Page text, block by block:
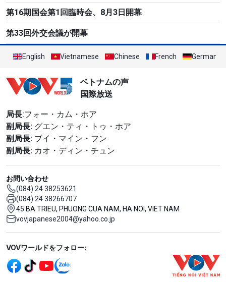
第16期国会第1回臨時会、8月3日開幕
第33回外交会議が開幕
English Vietnamese Chinese French German
ベトナムの声
国際放送
局長:フォー・カム・ホア
副局長: グエン・ティ・トゥ・ホア
副局長: ブイ・マイン・フン
副局長: カオ・ディン・チュン
お問い合わせ
(084) 24 38253621
(084) 24 38266707
45 BA TRIEU, PHUONG CUA NAM, HA NOI, VIET NAM
vovjapanese2004@yahoo.co.jp
Mạng xã hội
VOVワールドをフォロー: